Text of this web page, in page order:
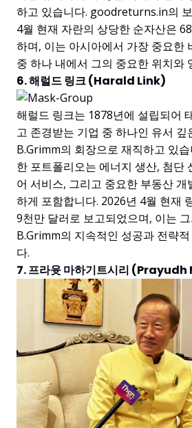
하고 있습니다. goodreturns.in의
4월 현재 자란의 상당한 순자산은
하며, 이는 아시아에서 가장 중요한
중 하나 내에서 그의 중요한 위치와
6. 해럴드 링크 (Harald Link)
해럴드 링크는 1878년에 설립되어
고 존경받는 기업 중 하나인 유서 깊
B.Grimm의 회장으로 재직하고 있
한 포트폴리오는 에너지 생산, 첨단
어 서비스, 그리고 중요한 부동산 개
하게 포함합니다. 2026년 4월 현재
9천만 달러로 보고되었으며, 이는
B.Grimm의 지속적인 성공과 전략
다.
7. 프라윳 마하기트시리